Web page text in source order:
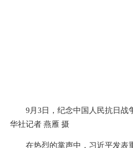
9月3日，纪念中国人民抗日战
华社记者 燕雁 摄
在热烈的掌声中，习近平发表重